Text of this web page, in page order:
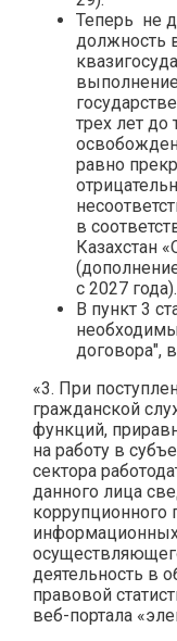
Теперь не
должность
трех лет до
равно
в
Казахстан
с 2027 года).
В пункт 3
договора",
«3. При
гражданской
функций,
на работу в
сектора
данного лица
коррупционного
информационных
деятельность в
правовой
веб-портала